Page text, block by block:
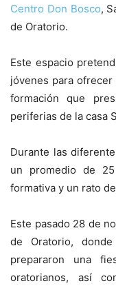
Centro Don Bosco,
de Oratorio.
Este espacio
jóvenes para
formación que
periferias de la casa
Durante las
un promedio de
formativa y un rato
Este pasado 28 de
de Oratorio,
prepararon una
oratorianos, así